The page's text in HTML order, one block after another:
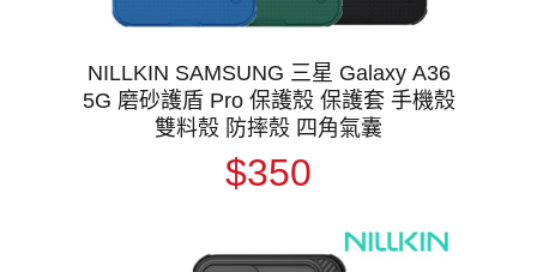
NILLKIN SAMSUNG 三星 Galaxy A36
5G 磨砂護盾 Pro 保護殼 保護套 手機殼
雙料殼 防摔殼 四角氣囊
$350